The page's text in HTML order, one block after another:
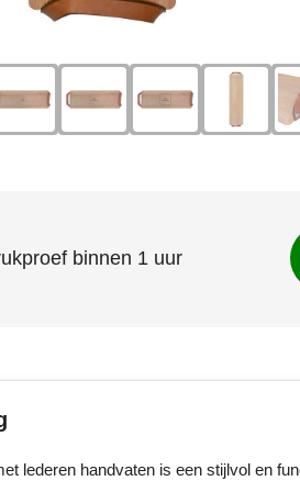
binnen 1 uur
lederen handvaten is een stijlvol en